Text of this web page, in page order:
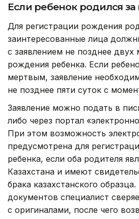
Если ребенок родился
Для регистрации рождения
заинтересованные лица
с заявлением не позднее двух
рождения ребенка. Если
мертвым, заявление
не позднее пяти суток с
Заявление можно подать в
либо через портал
При этом возможность
предусмотрена для
ребенка, если оба родителя
Казахстана и имеют
брака казахстанского
документов специалист
с оригиналами, после чего